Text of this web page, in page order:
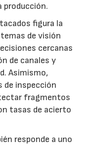
producción.
figura la
de visión
cercanas
de canales y
Asimismo,
de inspección
fragmentos
tasas de acierto
responde a uno